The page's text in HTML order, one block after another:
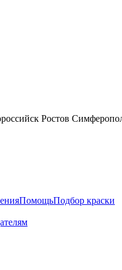
Ростов
ПомощьПодбор краски